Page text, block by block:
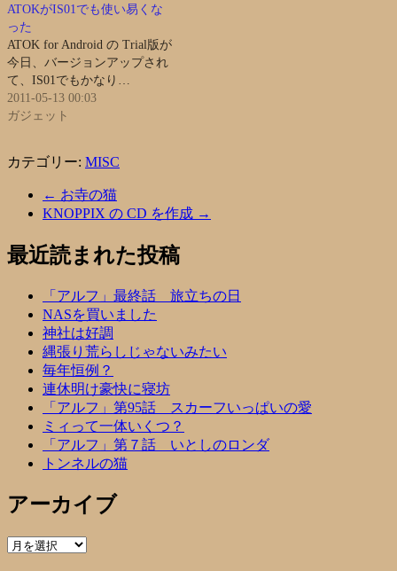
ATOKがIS01でも使い易くな
った
ATOK for Android の Trial版が
今日、バージョンアップされ
て、IS01でもかなり…
2011-05-13 00:03
ガジェット
カテゴリー: MISC
← お寺の猫
KNOPPIX の CD を作成 →
最近読まれた投稿
「アルフ」最終話 旅立ちの日
NASを買いました
神社は好調
縄張り荒らしじゃないみたい
毎年恒例？
連休明け豪快に寝坊
「アルフ」第95話 スカーフいっぱいの愛
ミィって一体いくつ？
「アルフ」第７話 いとしのロンダ
トンネルの猫
アーカイブ
ア